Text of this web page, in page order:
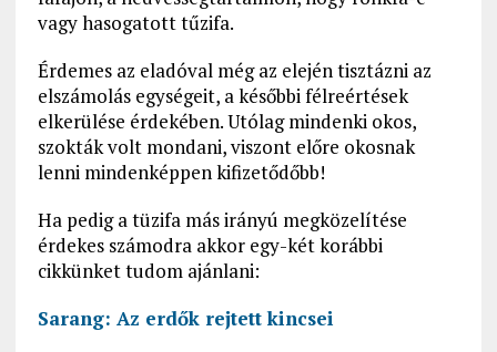
vagy hasogatott tűzifa.
Érdemes az eladóval még az elején tisztázni az
elszámolás egységeit, a későbbi félreértések
elkerülése érdekében. Utólag mindenki okos,
szokták volt mondani, viszont előre okosnak
lenni mindenképpen kifizetődőbb!
Ha pedig a tüzifa más irányú megközelítése
érdekes számodra akkor egy-két korábbi
cikkünket tudom ajánlani:
Sarang: Az erdők rejtett kincsei